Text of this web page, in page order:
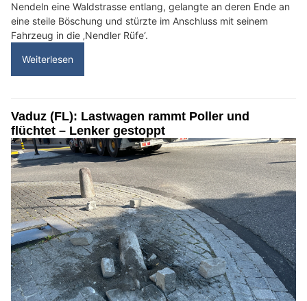
Nendeln eine Waldstrasse entlang, gelangte an deren Ende an
eine steile Böschung und stürzte im Anschluss mit seinem
Fahrzeug in die ‚Nendler Rüfe‘.
Weiterlesen
Vaduz (FL): Lastwagen rammt Poller und
flüchtet – Lenker gestoppt